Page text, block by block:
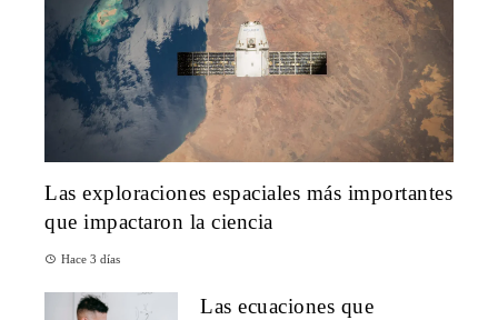
Las exploraciones espaciales más importantes
que impactaron la ciencia
Hace 3 días
Las ecuaciones que